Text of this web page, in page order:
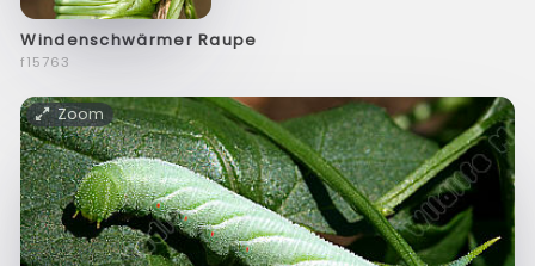
Windenschwärmer Raupe
f15763
Zoom